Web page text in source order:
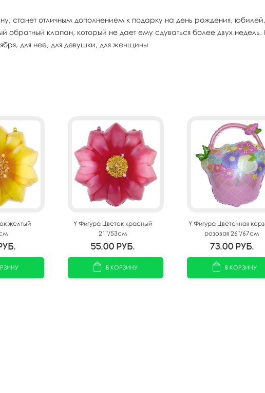
станет отличным дополнением к подарку на день рождения,
обратный клапан, который не дает ему сдуваться более двух
для нее, для девушки, для женщины
желтый
Y Фигура Цветок красный
21"/53см
55.00 руб.
В КОРЗИНУ
Y Фигура Цветочная
розовая 26"/67см
73.00 руб.
В КОРЗИНУ